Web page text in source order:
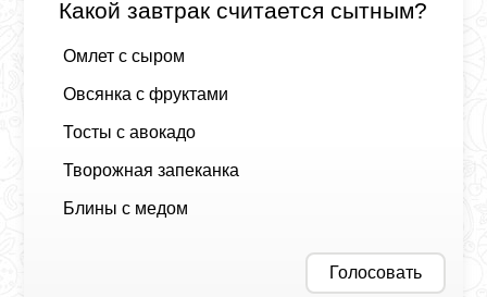
Какой завтрак считается сытным?
Омлет с сыром
Овсянка с фруктами
Тосты с авокадо
Творожная запеканка
Блины с медом
Голосовать